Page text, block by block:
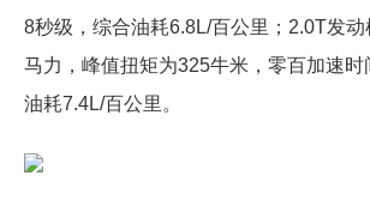
8秒级，综合油耗6.8L/百公里；2.0T发
马力，峰值扭矩为325牛米，零百加速时
油耗7.4L/百公里。